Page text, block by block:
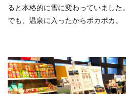
ると本格的に雪に変わっていました。
でも、温泉に入ったからポカポカ。